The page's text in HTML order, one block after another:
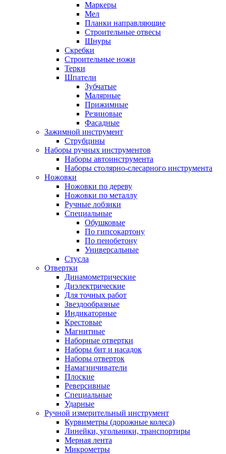
Маркеры
Мел
Планки направляющие
Строительные отвесы
Шнуры
Скребки
Строительные ножи
Терки
Шпатели
Зубчатые
Малярные
Прижимные
Резиновые
Фасадные
Зажимной инструмент
Струбцины
Наборы ручных инструментов
Наборы автоинструмента
Наборы столярно-слесарного инструмента
Ножовки
Ножовки по дереву
Ножовки по металлу
Ручные лобзики
Специальные
Обушковые
По гипсокартону
По пенобетону
Универсальные
Стусла
Отвертки
Динамометрические
Диэлектрические
Для точных работ
Звездообразные
Индикаторные
Крестовые
Магнитные
Наборные отвертки
Наборы бит и насадок
Наборы отверток
Намагничиватели
Плоские
Реверсивные
Специальные
Ударные
Ручной измерительный инструмент
Курвиметры (дорожные колеса)
Линейки, угольники, транспортиры
Мерная лента
Микрометры